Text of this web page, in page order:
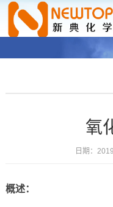
氧
日期：
概述：